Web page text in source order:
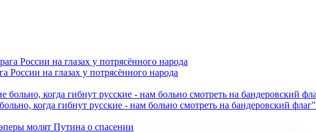
России на глазах у потрясённого народа
когда гибнут русские - нам больно смотреть на бандеровский флаг"